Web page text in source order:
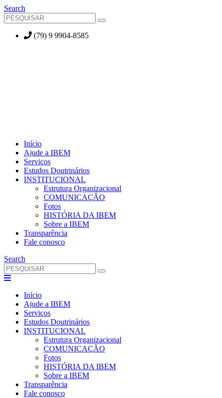
Search
(79) 9 9904-8585
Início
Ajude a IBEM
Serviços
Estudos Doutrinários
INSTITUCIONAL
Estrutura Organizacional
COMUNICAÇÃO
Fotos
HISTÓRIA DA IBEM
Sobre a IBEM
Transparência
Fale conosco
Search
Início
Ajude a IBEM
Serviços
Estudos Doutrinários
INSTITUCIONAL
Estrutura Organizacional
COMUNICAÇÃO
Fotos
HISTÓRIA DA IBEM
Sobre a IBEM
Transparência
Fale conosco